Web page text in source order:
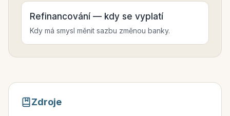
Refinancování — kdy se vyplatí
Kdy má smysl měnit sazbu změnou banky.
Zdroje